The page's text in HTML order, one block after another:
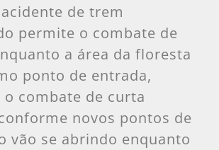
de trem
permite o combate de
a área da floresta
ponto de entrada,
combate de curta
novos pontos de
vão se abrindo enquanto